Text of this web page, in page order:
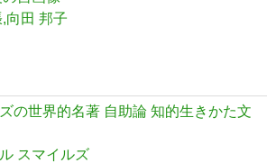
向田 邦子
の世界的名著 自助論 知的生きかた文
スマイルズ